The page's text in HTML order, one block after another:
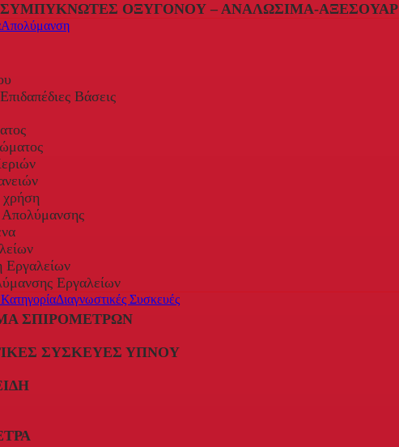
ΟΞΥΓΌΝΟΥ – ΑΝΑΛΏΣΙΜΑ-ΑΞΕΣΟΥΆΡ
Απολύμανση
Βάσεις
χρήση
Εργαλείων
Διαγνωστικές Συσκευές
ΣΠΙΡΟΜΈΤΡΩΝ
ΣΥΣΚΕΥΈΣ ΎΠΝΟΥ